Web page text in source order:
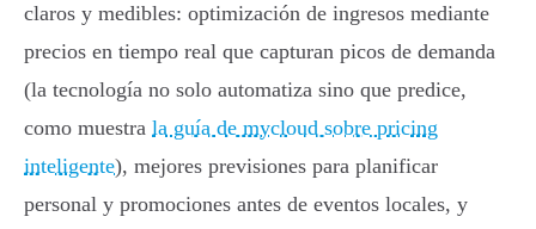
claros y medibles: optimización de ingresos mediante
precios en tiempo real que capturan picos de demanda
(la tecnología no solo automatiza sino que predice,
como muestra la guía de mycloud sobre pricing
inteligente), mejores previsiones para planificar
personal y promociones antes de eventos locales, y